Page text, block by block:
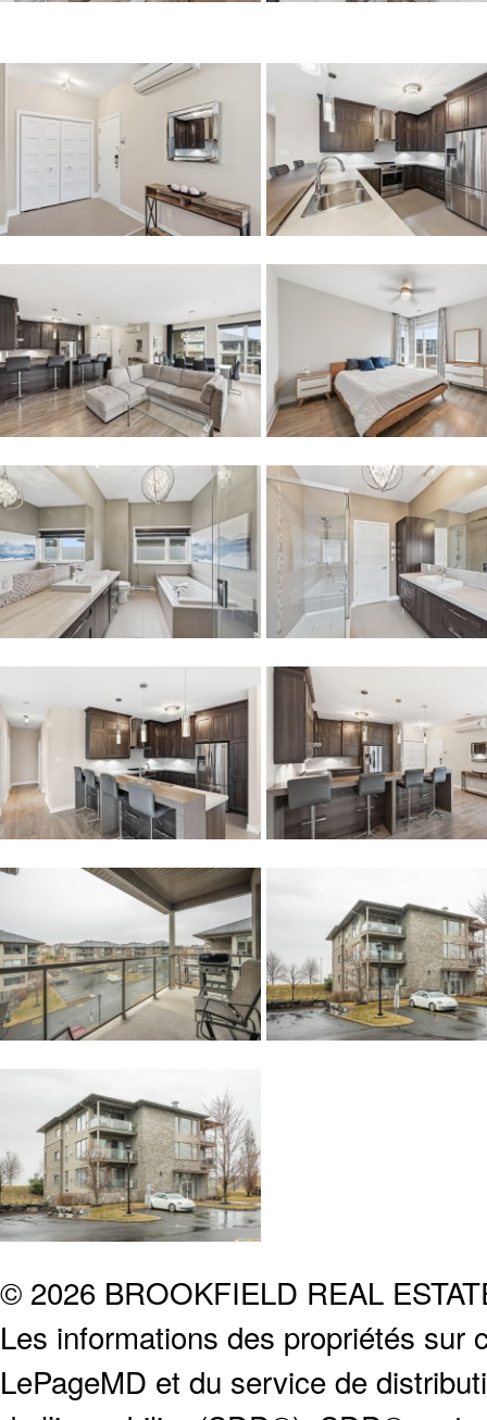
© 2026 BROOKFIELD REAL
Les informations des propriétés sur
LePageMD et du service de